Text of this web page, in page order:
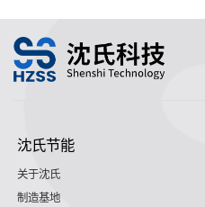
沈氏节能
关于沈氏
制造基地